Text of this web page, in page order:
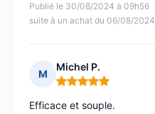
Publié le 30/08/2024 à 09h56
suite à un achat du 06/08/2024
M
Michel P.
Note : 5 sur 5
Efficace et souple.